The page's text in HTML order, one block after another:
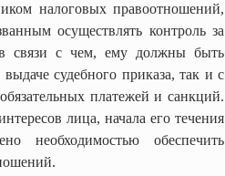
налоговых правоотношений,
осуществлять контроль за
связи с чем, ему должны быть
судебного приказа, так и с
платежей и санкций.
лица, начала его течения
необходимостью обеспечить